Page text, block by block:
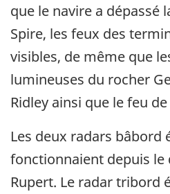
que le navire a dépassé
Spire, les feux des
visibles, de même que
lumineuses du rocher
Ridley ainsi que le feu
Les deux radars bâbord
fonctionnaient depuis le
Rupert. Le radar tribord